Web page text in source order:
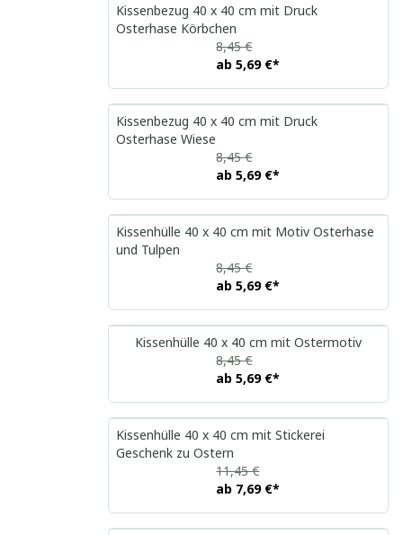
Kissenbezug 40 x 40 cm mit Druck
Osterhase Körbchen
ab 5,69 €*
8,45 €
Kissenbezug 40 x 40 cm mit Druck
Osterhase Wiese
ab 5,69 €*
8,45 €
Kissenhülle 40 x 40 cm mit Motiv Osterhase
und Tulpen
ab 5,69 €*
8,45 €
Kissenhülle 40 x 40 cm mit Ostermotiv
ab 5,69 €*
8,45 €
Kissenhülle 40 x 40 cm mit Stickerei
Geschenk zu Ostern
ab 7,69 €*
11,45 €